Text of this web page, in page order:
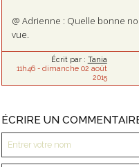
@ Adrienne : Quelle bonne
vue.
Écrit par : Tania
11h46- dimanche 02 août
2015
ÉCRIRE UN